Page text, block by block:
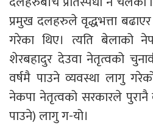
प्रमुख दलहरुले वृद्धभत्ता
गरेका थिए। त्यति बेलाको
शेरबहादुर देउवा नेतृत्वको
वर्षमै पाउने व्यवस्था लागु
नेकपा नेतृत्वको सरकारले पुरानै
पाउने) लागु ग-यो।